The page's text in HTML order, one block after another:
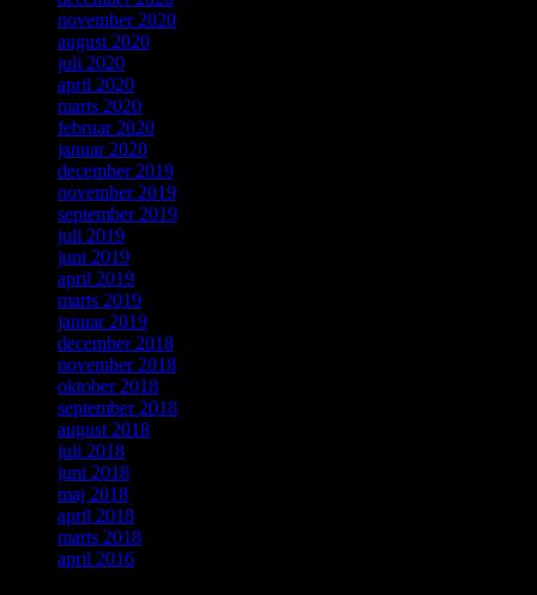
november 2020
august 2020
juli 2020
april 2020
marts 2020
februar 2020
januar 2020
december 2019
november 2019
september 2019
juli 2019
juni 2019
april 2019
marts 2019
januar 2019
december 2018
november 2018
oktober 2018
september 2018
august 2018
juli 2018
juni 2018
maj 2018
april 2018
marts 2018
april 2016